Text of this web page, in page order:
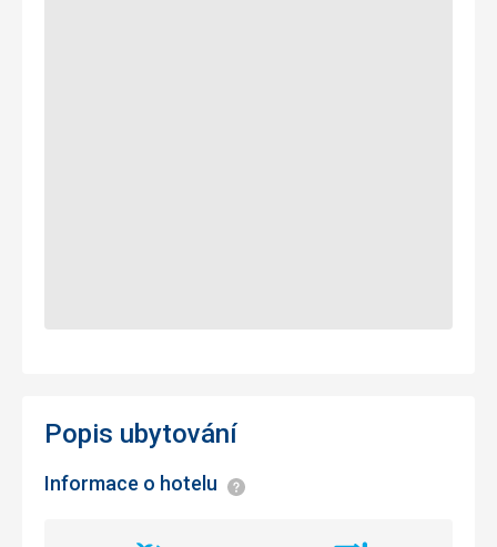
Popis ubytování
Informace o hotelu Informace